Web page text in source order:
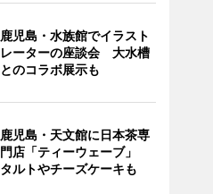
鹿児島・水族館でイラスト
レーターの座談会 大水槽
とのコラボ展示も
鹿児島・天文館に日本茶専
門店「ティーウェーブ」
タルトやチーズケーキも